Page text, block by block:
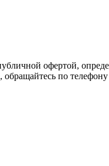
офертой,
по телефону